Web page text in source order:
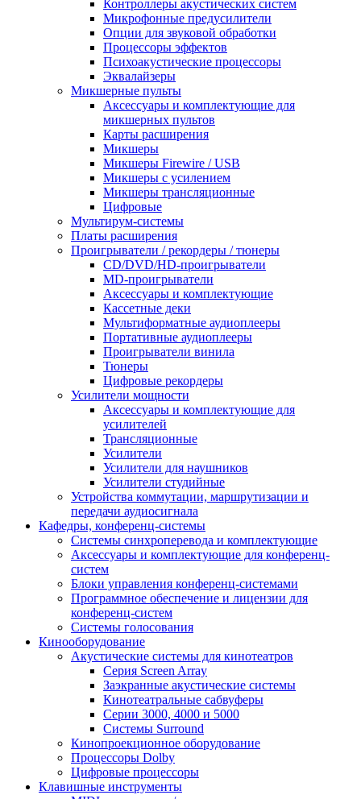
Контроллеры акустических систем
Микрофонные предусилители
Опции для звуковой обработки
Процессоры эффектов
Психоакустические процессоры
Эквалайзеры
Микшерные пульты
Аксессуары и комплектующие для
микшерных пультов
Карты расширения
Микшеры
Микшеры Firewire / USB
Микшеры с усилением
Микшеры трансляционные
Цифровые
Мультирум-системы
Платы расширения
Проигрыватели / рекордеры / тюнеры
CD/DVD/HD-проигрыватели
MD-проигрыватели
Аксессуары и комплектующие
Кассетные деки
Мультиформатные аудиоплееры
Портативные аудиоплееры
Проигрыватели винила
Тюнеры
Цифровые рекордеры
Усилители мощности
Аксессуары и комплектующие для
усилителей
Трансляционные
Усилители
Усилители для наушников
Усилители студийные
Устройства коммутации, маршрутизации и
передачи аудиосигнала
Кафедры, конференц-системы
Cистемы синхроперевода и комплектующие
Аксессуары и комплектующие для конференц-
систем
Блоки управления конференц-системами
Программное обеспечение и лицензии для
конференц-систем
Системы голосования
Кинооборудование
Акустические системы для кинотеатров
Cерия Screen Array
Заэкранные акустические системы
Кинотеатральные сабвуферы
Серии 3000, 4000 и 5000
Системы Surround
Кинопроекционное оборудование
Процессоры Dolby
Цифровые процессоры
Клавишные инструменты